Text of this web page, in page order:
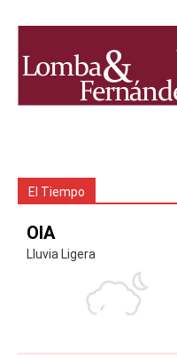
El Tiempo
OIA
Lluvia Ligera